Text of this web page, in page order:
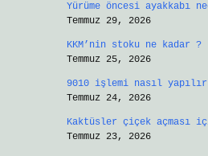
Yürüme öncesi ayakkabı
Temmuz 29, 2026
KKM’nin stoku ne kadar ?
Temmuz 25, 2026
9010 işlemi nasıl
Temmuz 24, 2026
Kaktüsler çiçek açması
Temmuz 23, 2026